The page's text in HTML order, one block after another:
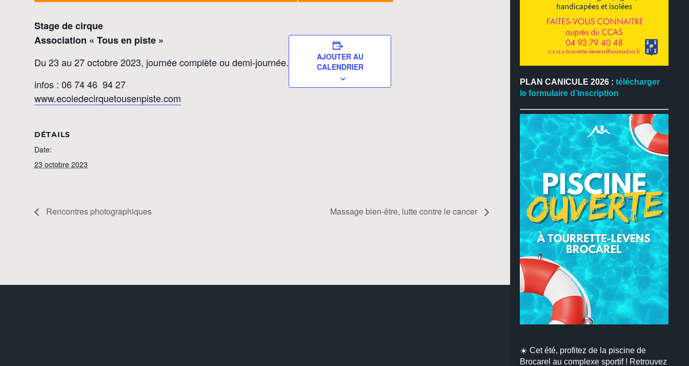
Stage de cirque
Association « Tous en piste »
Du 23 au 27 octobre 2023, journée complète ou demi-journée.
infos : 06 74 46 94 27
www.ecoledecirquetousenpiste.com
AJOUTER AU
CALENDRIER
DÉTAILS
Date:
23 octobre 2023
Rencontres photographiques Massage bien-être, lutte contre le cancer
PLAN CANICULE 2026 : télécharger
le formulaire d’inscription
☀️ Cet été, profitez de la piscine de
Brocarel au complexe sportif ! Retrouvez